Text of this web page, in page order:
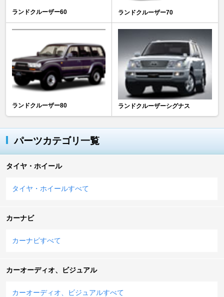
ランドクルーザー60 ランドクルーザー70
ランドクルーザー80 ランドクルーザーシグナス
パーツカテゴリ一覧
タイヤ・ホイール
タイヤ・ホイールすべて
カーナビ
カーナビすべて
カーオーディオ、ビジュアル
カーオーディオ、ビジュアルすべて